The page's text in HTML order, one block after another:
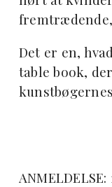
Det er en,
table book,
ANMELDELSE: